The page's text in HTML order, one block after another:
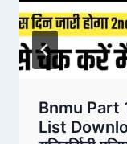
Bnmu Part
List